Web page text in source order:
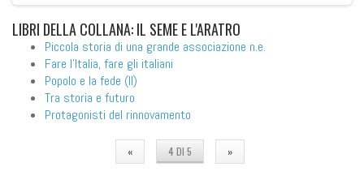
LIBRI DELLA COLLANA: IL SEME E L'ARATRO
Piccola storia di una grande associazione n.e.
Fare l'Italia, fare gli italiani
Popolo e la fede (Il)
Tra storia e futuro
Protagonisti del rinnovamento
« 4 DI 5 »